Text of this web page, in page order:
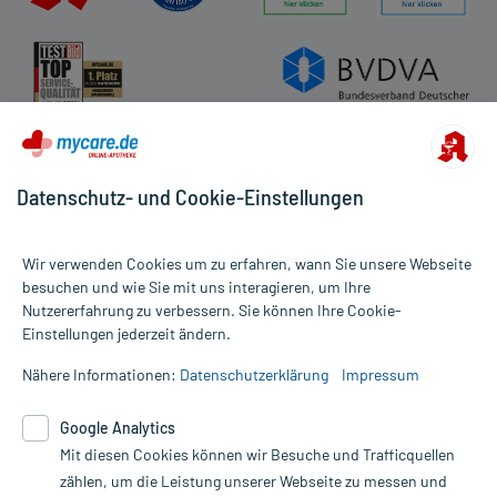
Alle Preise gelten inkl. MwSt., ggf. zzgl. Versandkosten
Informationen auf dieser Website werden ausschließlich für
die Untersuchung und Behandlung durch einen Arzt. Bitte
Therapien eingeleitet werden können. | Diese Webseite benutzt
Google Analytics. Lesen Sie bitte dazu die wichtigen Hinweise in
unserer Datenschutzerklärung. Für den Widerruf einer Bestellung
Datenschutz- und Cookie-Einstellungen
Wir verwenden Cookies um zu erfahren, wann Sie unsere Webseite
besuchen und wie Sie mit uns interagieren, um Ihre
Nutzererfahrung zu verbessern. Sie können Ihre Cookie-
Einstellungen jederzeit ändern.
Nähere Informationen: Datenschutzerklärung Impressum
Google Analytics
Mit diesen Cookies können wir Besuche und Trafficquellen
zählen, um die Leistung unserer Webseite zu messen und